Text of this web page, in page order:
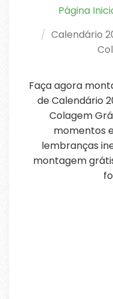
Página
Calendário
Faça agora
de Calendário
Colagem
momentos
lembranças
montagem